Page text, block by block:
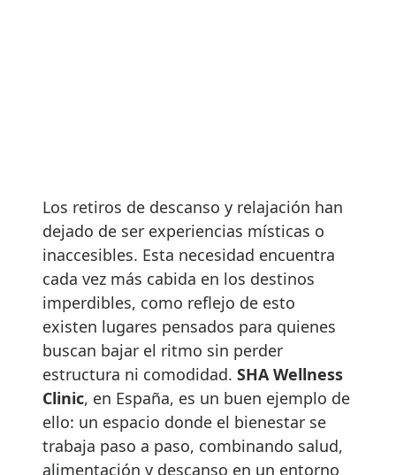
Los retiros de descanso y relajación han
dejado de ser experiencias místicas o
inaccesibles. Esta necesidad encuentra
cada vez más cabida en los destinos
imperdibles, como reflejo de esto
existen lugares pensados para quienes
buscan bajar el ritmo sin perder
estructura ni comodidad. SHA Wellness
Clinic, en España, es un buen ejemplo de
ello: un espacio donde el bienestar se
trabaja paso a paso, combinando salud,
alimentación y descanso en un entorno